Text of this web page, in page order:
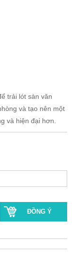
trải lót sàn văn
và tạo nên một
và hiện đại hơn.
ĐỒNG Ý